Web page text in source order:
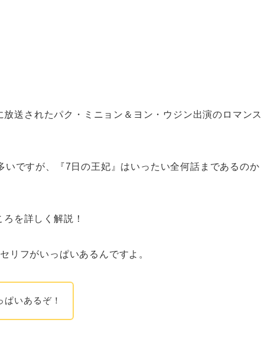
放送されたパク・ミニョン＆ヨン・ウジン出演のロマンス
いですが、『7日の王妃』はいったい全何話まであるのか
を詳しく解説！
リフがいっぱいあるんですよ。
ぱいあるぞ！